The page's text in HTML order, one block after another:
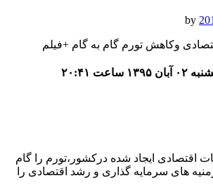
وکاهش تورم گام به گام +فیلم
۲۰:۴۱
اقتصادی ایجاد شده درکشور،تورم را گام
های سرمایه گذاری و رشد اقتصادی را